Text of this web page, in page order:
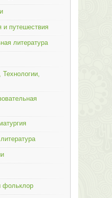
и путешествия
литература
фольклор